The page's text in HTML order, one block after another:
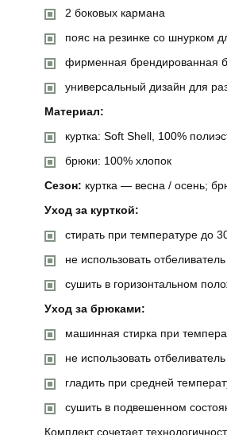
2 боковых кармана
пояс на резинке со шнурком
фирменная брендированная
универсальный дизайн для
Материал:
куртка: Soft Shell, 100%
брюки: 100% хлопок
Сезон: куртка — весна / осень;
Уход за курткой:
стирать при температуре до
не использовать отбеливатель
сушить в горизонтальном
Уход за брюками:
машинная стирка при
не использовать отбеливатель
гладить при средней
сушить в подвешенном
Комплект сочетает